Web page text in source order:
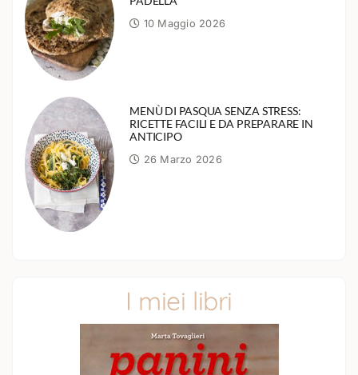
10 Maggio 2026
MENÙ DI PASQUA SENZA STRESS:
RICETTE FACILI E DA PREPARARE IN
ANTICIPO
26 Marzo 2026
I miei libri